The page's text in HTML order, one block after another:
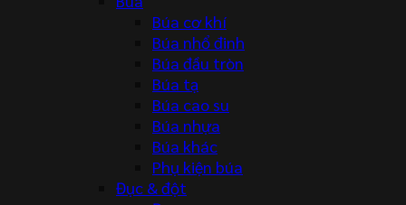
Búa cơ khí
Búa nhổ đinh
Búa đầu tròn
Búa tạ
Búa cao su
Búa nhựa
Búa khác
Phụ kiện búa
Đục & đột